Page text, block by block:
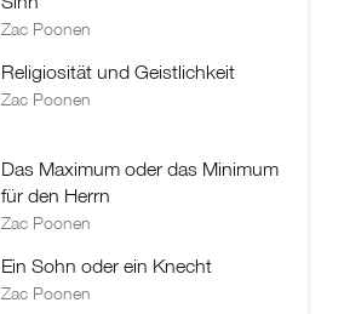
Zac Poonen
Religiosität und Geistlichkeit
Zac Poonen
Das Maximum oder das Minimum
für den Herrn
Zac Poonen
Ein Sohn oder ein Knecht
Zac Poonen